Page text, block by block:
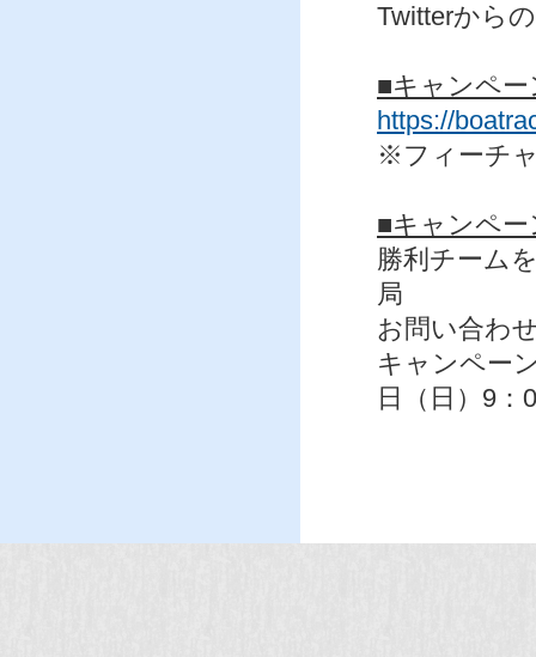
Twitterから
■キャンペ
https://
※フィーチ
■キャンペ
勝利チーム
局
お問い合わ
キャンペー
日（日）9：